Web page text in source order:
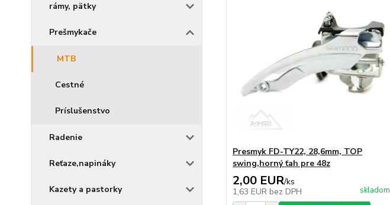
rámy, pätky
Prešmykače
MTB
Cestné
Príslušenstvo
Radenie
Reťaze,napináky
Kazety a pastorky
Presmyk FD-TY22, 28,6mm, TOP
swing,horný ťah pre 48z
2,00 EUR/ks
1,63 EUR bez DPH skladom